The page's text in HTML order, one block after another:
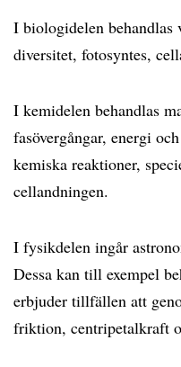
I biologidelen
diversitet, fotosyntes,
I kemidelen behandlas
fasövergångar, energi
kemiska reaktioner,
cellandningen.
I fysikdelen ingår
Dessa kan till exempel
erbjuder tillfällen att
friktion, centripetalkraft